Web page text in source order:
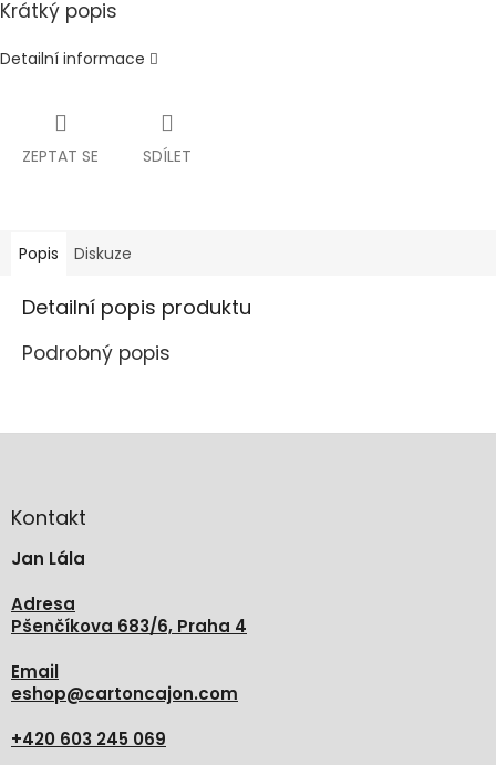
Krátký popis
Detailní informace
ZEPTAT SE SDÍLET
Popis Diskuze
Detailní popis produktu
Podrobný popis
aKontakt
Jan Lála
Adresa
Pšenčíkova 683/6, Praha 4
Email
eshop@cartoncajon.com
+420 603 245 069